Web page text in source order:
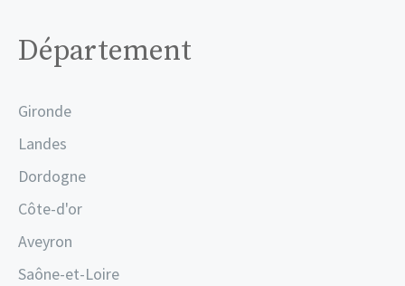
Département
Gironde
Landes
Dordogne
Côte-d'or
Aveyron
Saône-et-Loire